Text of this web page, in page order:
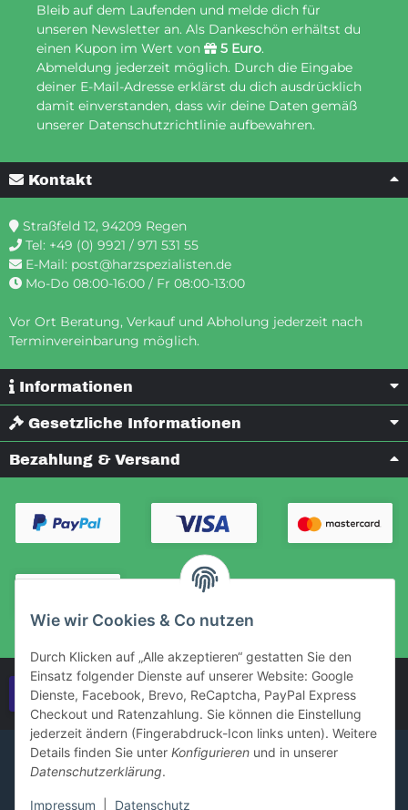
Wie wir Cookies & Co nutzen
Durch Klicken auf „Alle akzeptieren“ gestatten Sie den
Einsatz folgender Dienste auf unserer Website: Google
Dienste, Facebook, Brevo, ReCaptcha, PayPal Express
Checkout und Ratenzahlung. Sie können die Einstellung
jederzeit ändern (Fingerabdruck-Icon links unten). Weitere
Details finden Sie unter Konfigurieren und in unserer
Datenschutzerklärung.
Impressum Datenschutz
Bleib auf dem Laufenden und melde dich für
unseren Newsletter an. Als Dankeschön erhältst du
einen Kupon im Wert von
5 Euro.
Abmeldung jederzeit möglich. Durch die Eingabe
deiner E-Mail-Adresse erklärst du dich ausdrücklich
damit einverstanden, dass wir deine Daten gemäß
unserer Datenschutzrichtlinie aufbewahren.
Kontakt
Straßfeld 12, 94209 Regen
Tel: +49 (0) 9921 / 971 531 55
E-Mail: post@harzspezialisten.de
Mo-Do 08:00-16:00 / Fr 08:00-13:00
Vor Ort Beratung, Verkauf und Abholung jederzeit nach
Terminvereinbarung möglich.
Informationen
Gesetzliche Informationen
Bezahlung & Versand
Vertrag widerrufen